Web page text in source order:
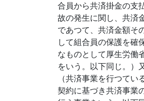
合員から共済掛金の支
故の発生に関し、共済
であつて、共済金額そ
して組合員の保護を確
なものとして厚生労働
をいう。以下同じ。）
（共済事業を行つてい
契約に基づき共済事業